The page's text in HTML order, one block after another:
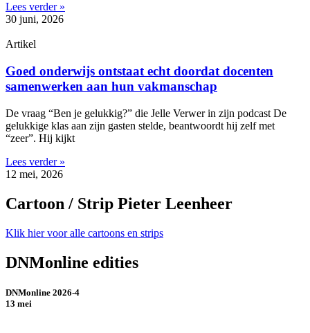
Lees verder »
30 juni, 2026
Artikel
Goed onderwijs ontstaat echt doordat docenten
samenwerken aan hun vakmanschap
De vraag “Ben je gelukkig?” die Jelle Verwer in zijn podcast De
gelukkige klas aan zijn gasten stelde, beantwoordt hij zelf met
“zeer”. Hij kijkt
Lees verder »
12 mei, 2026
Cartoon / Strip Pieter Leenheer
Klik hier voor alle cartoons en strips
DNMonline edities
DNMonline 2026-4
13 mei